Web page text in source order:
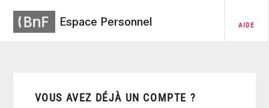
Espace Personnel AIDE
VOUS AVEZ DÉJÀ UN COMPTE ?